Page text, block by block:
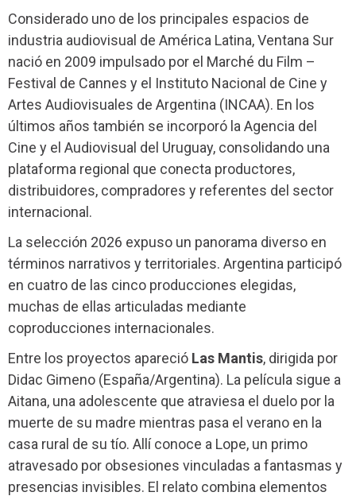
Considerado uno de los principales espacios de
industria audiovisual de América Latina, Ventana Sur
nació en 2009 impulsado por el Marché du Film –
Festival de Cannes y el Instituto Nacional de Cine y
Artes Audiovisuales de Argentina (INCAA). En los
últimos años también se incorporó la Agencia del
Cine y el Audiovisual del Uruguay, consolidando una
plataforma regional que conecta productores,
distribuidores, compradores y referentes del sector
internacional.
La selección 2026 expuso un panorama diverso en
términos narrativos y territoriales. Argentina participó
en cuatro de las cinco producciones elegidas,
muchas de ellas articuladas mediante
coproducciones internacionales.
Entre los proyectos apareció Las Mantis, dirigida por
Didac Gimeno (España/Argentina). La película sigue a
Aitana, una adolescente que atraviesa el duelo por la
muerte de su madre mientras pasa el verano en la
casa rural de su tío. Allí conoce a Lope, un primo
atravesado por obsesiones vinculadas a fantasmas y
presencias invisibles. El relato combina elementos